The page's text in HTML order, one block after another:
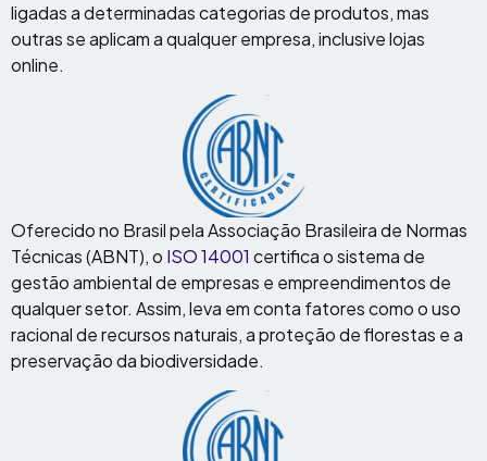
ligadas a determinadas categorias de produtos, mas
outras se aplicam a qualquer empresa, inclusive lojas
online.
Oferecido no Brasil pela Associação Brasileira de Normas
Técnicas (ABNT), o ISO 14001 certifica o sistema de
gestão ambiental de empresas e empreendimentos de
qualquer setor. Assim, leva em conta fatores como o uso
racional de recursos naturais, a proteção de florestas e a
preservação da biodiversidade.